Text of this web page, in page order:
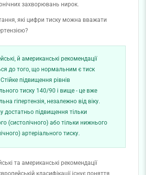
захворювань нирок.
які цифри тиску можна вважати
й американські рекомендації
до того, що нормальним є тиск
підвищення рівнів
тиску 140/90 і вище - це вже
гіпертензія, незалежно від віку.
достатньо підвищення тільки
(систолічного) або тільки нижнього
артеріального тиску.
та американські рекомендації
класифікації існує поняття